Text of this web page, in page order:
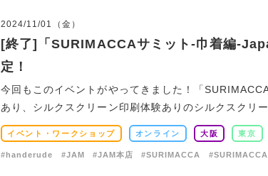
2024/11/01（金）
[終了]「SURIMACCAサミット-巾着編-
定！
今回もこのイベントがやってきました！「
あり、シルクスクリーン印刷体験ありのシルクスクリ
イベント・ワークショップ オンライン 大阪 東京
#handerude #JAM #JAM本店 #SURIMACCA